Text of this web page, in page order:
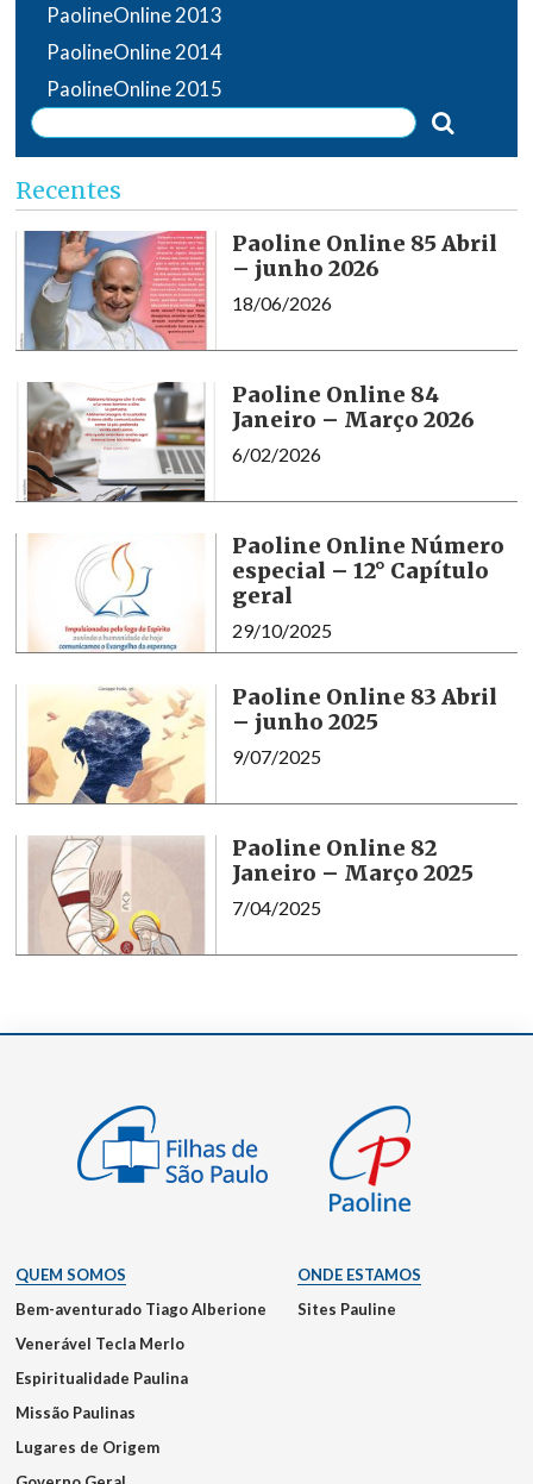
PaolineOnline 2013
PaolineOnline 2014
PaolineOnline 2015
Recentes
Paoline Online 85 Abril
– junho 2026
18/06/2026
Paoline Online 84
Janeiro – Março 2026
6/02/2026
Paoline Online Número
especial – 12° Capítulo
geral
29/10/2025
Paoline Online 83 Abril
– junho 2025
9/07/2025
Paoline Online 82
Janeiro – Março 2025
7/04/2025
QUEM SOMOS
Bem-aventurado Tiago Alberione
Venerável Tecla Merlo
Espiritualidade Paulina
Missão Paulinas
Lugares de Origem
ONDE ESTAMOS
Sites Pauline